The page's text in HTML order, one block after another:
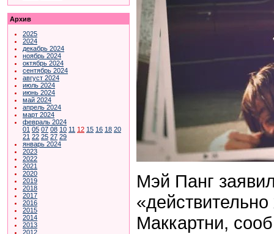
Архив
2025
2024
декабрь 2024
ноябрь 2024
октябрь 2024
сентябрь 2024
август 2024
июль 2024
июнь 2024
май 2024
апрель 2024
март 2024
февраль 2024
01 05 07 08 10 11 12 15 16 18 20
21 22 25 27 29
январь 2024
2023
2022
2021
2020
2019
2018
2017
2016
2015
2014
2013
2012
Мэй Панг
Маккартни,